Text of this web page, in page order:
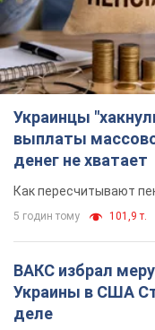
Украинцы
выплаты
денег не хватает
Как пересчитывают
5 годин тому 101,9 т.
ВАКС избрал
Украины в США
деле